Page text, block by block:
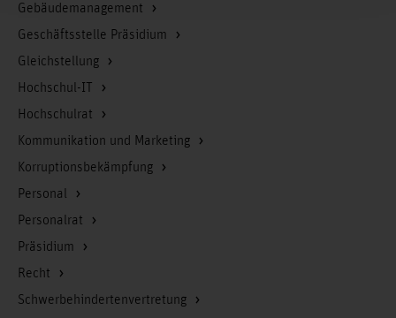
Gebäudemanagement
Geschäftsstelle Präsidium
Gleichstellung
Hochschul-IT
Hochschulrat
Kommunikation und Marketing
Korruptionsbekämpfung
Personal
Personalrat
Präsidium
Recht
Schwerbehindertenvertretung